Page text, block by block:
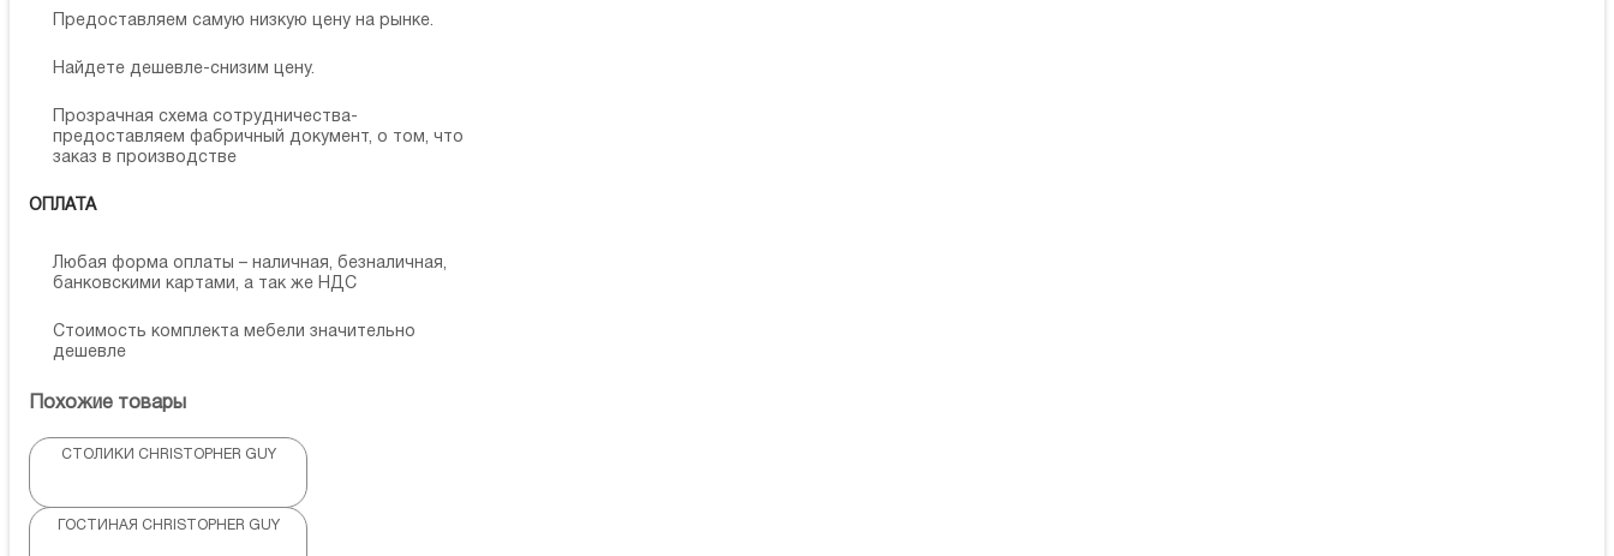
Предоставляем самую низкую цену на рынке.
Найдете дешевле-снизим цену.
Прозрачная схема сотрудничества-
предоставляем фабричный документ, о том, что
заказ в производстве
ОПЛАТА
Любая форма оплаты – наличная, безналичная,
банковскими картами, а так же НДС
Стоимость комплекта мебели значительно
дешевле
Похожие товары
СТОЛИКИ CHRISTOPHER GUY
ГОСТИНАЯ CHRISTOPHER GUY